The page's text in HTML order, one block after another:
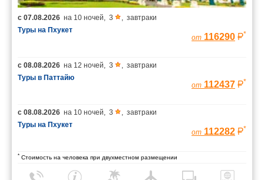
с 07.08.2026 на 10 ночей 3
завтраки
Туры на Пхукет
от 116290 *
с 08.08.2026 на 12 ночей 3
завтраки
Туры в Паттайю
от 112437 *
с 08.08.2026 на 10 ночей 3
завтраки
Туры на Пхукет
от 112282 *
* Стоимость на человека при двухместном размещении